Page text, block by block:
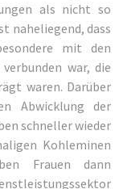
als nicht so
naheliegend, dass
mit den
war, die
waren. Darüber
Abwicklung der
schneller wieder
Kohleminen
Frauen dann